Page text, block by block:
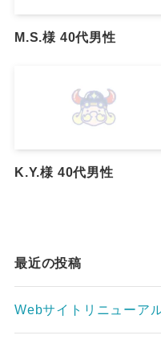
M.S.様 40代男性
K.Y.様 40代男性
最近の投稿
Webサイトリニューア